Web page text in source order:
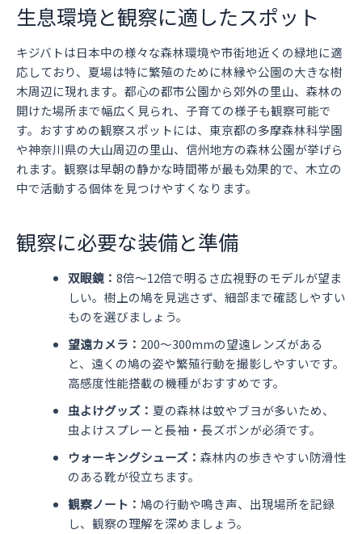
生息環境と観察に適したスポット
キジバトは日本中の様々な森林環境や市街地近くの緑地に適
応しており、夏場は特に繁殖のために林縁や公園の大きな樹
木周辺に現れます。都心の都市公園から郊外の里山、森林の
開けた場所まで幅広く見られ、子育ての様子も観察可能で
す。おすすめの観察スポットには、東京都の多摩森林科学園
や神奈川県の大山周辺の里山、信州地方の森林公園が挙げら
れます。観察は早朝の静かな時間帯が最も効果的で、木立の
中で活動する個体を見つけやすくなります。
観察に必要な装備と準備
双眼鏡： 8倍〜12倍で明るさ広視野のモデルが望ま
しい。樹上の鳩を見逃さず、細部まで確認しやすい
ものを選びましょう。
望遠カメラ： 200〜300mmの望遠レンズがある
と、遠くの鳩の姿や繁殖行動を撮影しやすいです。
高感度性能搭載の機種がおすすめです。
虫よけグッズ： 夏の森林は蚊やブヨが多いため、
虫よけスプレーと長袖・長ズボンが必須です。
ウォーキングシューズ： 森林内の歩きやすい防滑性
のある靴が役立ちます。
観察ノート： 鳩の行動や鳴き声、出現場所を記録
し、観察の理解を深めましょう。